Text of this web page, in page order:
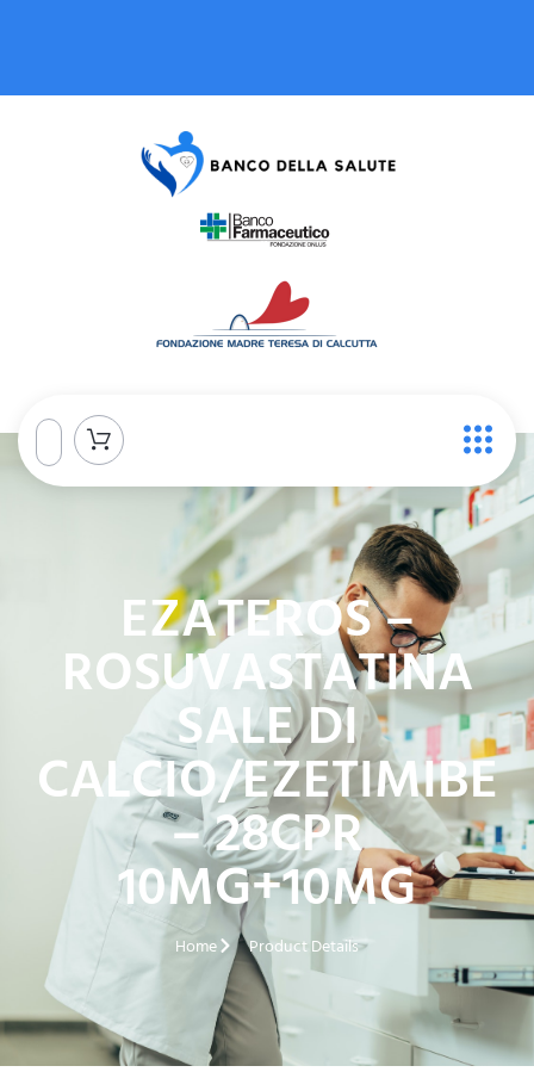
EZATEROS –
ROSUVASTATINA
SALE DI
CALCIO/EZETIMIBE
– 28CPR
10MG+10MG
Home Product Details